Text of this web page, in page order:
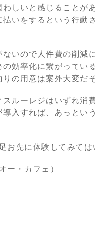
しいと感じることが
いをするという行動
いので人件費の削減
効率化に繋がってい
の用意は案外大変だ
ルーレジはいずれ消
入すれば、あっとい
お先に体験してみては
ー・カフェ）